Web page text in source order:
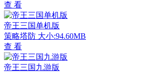
查 看
帝王三国单机版
策略塔防 大小:94.60MB
查 看
帝王三国九游版